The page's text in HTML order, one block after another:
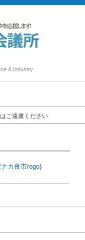
& Industry
ご遠慮ください
カ夜市rogo)